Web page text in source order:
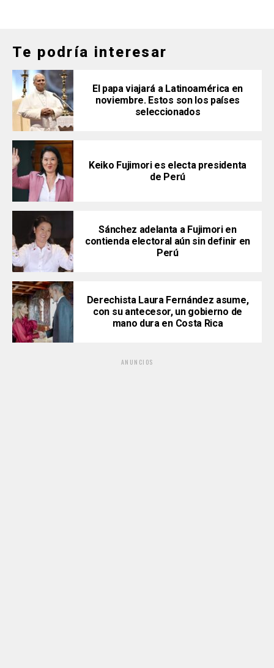
Te podría interesar
El papa viajará a Latinoamérica en
noviembre. Estos son los países
seleccionados
Keiko Fujimori es electa presidenta
de Perú
Sánchez adelanta a Fujimori en
contienda electoral aún sin definir en
Perú
Derechista Laura Fernández asume,
con su antecesor, un gobierno de
mano dura en Costa Rica
ANUNCIOS